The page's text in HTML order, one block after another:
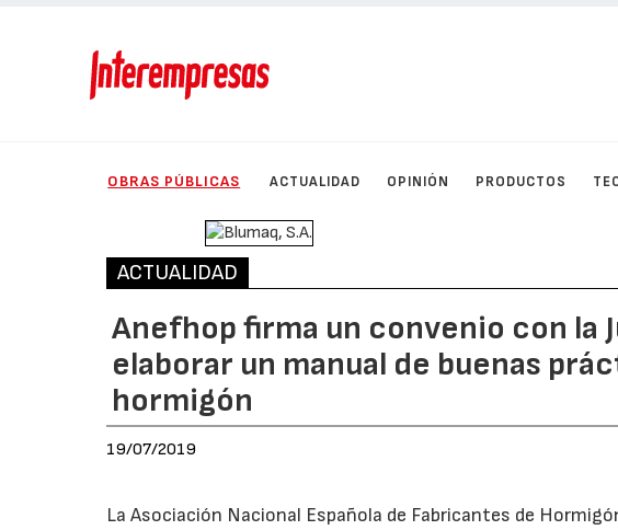
OBRAS PÚBLICAS ACTUALIDAD OPINIÓN PRODUCTOS
ACTUALIDAD
Anefhop firma un convenio con la
elaborar un manual de buenas
hormigón
19/07/2019
La Asociación Nacional Española de Fabricantes de